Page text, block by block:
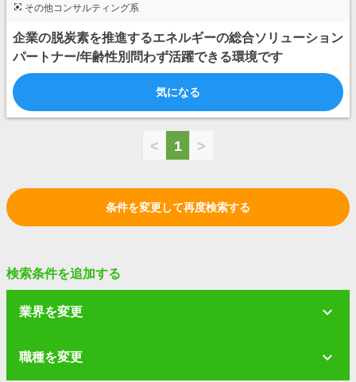
その他コンサルティング系
企業の脱炭素を推進するエネルギーの総合ソリューション
パートナー/年齢性別問わず活躍できる環境です
気になる
< 1 >
条件を変更して再度検索する
検索条件を追加する
業界を変更
職種を変更